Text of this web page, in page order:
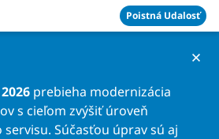
Poistná Udalosť
prebieha modernizácia
s cieľom zvýšiť úroveň
Súčasťou úprav sú aj